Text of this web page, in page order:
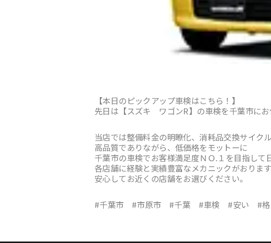
【本日のピックアップ車検はこちら！】
先日は【スズキ ワゴンR】の車検を千葉市にお
当店では整備料金の明瞭化、消耗品交換サイク
高品質でありながら、低価格をモットーに
千葉市の車検でお客様満足度ＮＯ.１を目指して
各店舗に経験と実績豊富なメカニックがおります
安心してお近くの店舗をお選びください。
#千葉市 #市原市 #千葉 #車検 #安い #